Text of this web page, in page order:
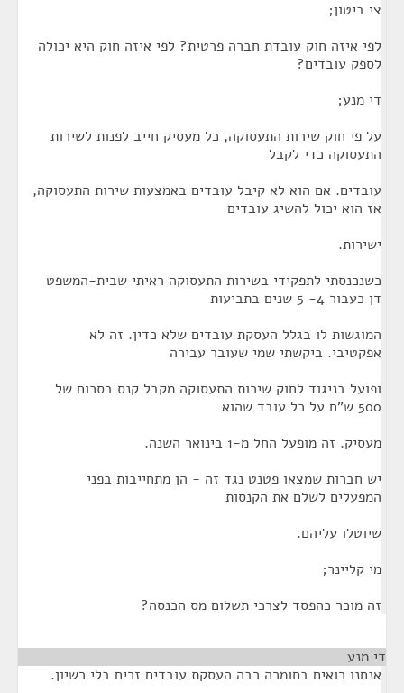
צי ביטון;
לפי איזה חוק עובדת חברה פרטית? לפי איזה חוק היא יכולה
לספק עובדים?
די מנע;
על פי חוק שירות התעסוקה, כל מעסיק חייב לפנות לשירות
התעסוקה כדי לקבל
עובדים. אם הוא לא קיבל עובדים באמצעות שירות התעסוקה,
אז הוא יכול להשיג עובדים
ישירות.
כשנכנסתי לתפקידי בשירות התעסוקה ראיתי שבית-המשפט
דן כעבור 4- 5 שנים בתביעות
המוגשות לו בגלל העסקת עובדים שלא כדין. זה לא
אפקטיבי. ביקשתי שמי שעובר עבירה
ופועל בניגוד לחוק שירות התעסוקה מקבל קנס בסכום של
500 ש"ח על כל עובד שהוא
מעסיק. זה מופעל החל מ-1 בינואר השנה.
יש חברות שמצאו פטנט נגד זה - הן מתחייבות בפני
המפעלים לשלם את הקנסות
שיוטלו עליהם.
מי קליינר;
זה מוכר כהפסד לצרכי תשלום מס הכנסה?
די מנע
אנחנו רואים בחומרה רבה העסקת עובדים זרים בלי רשיון.